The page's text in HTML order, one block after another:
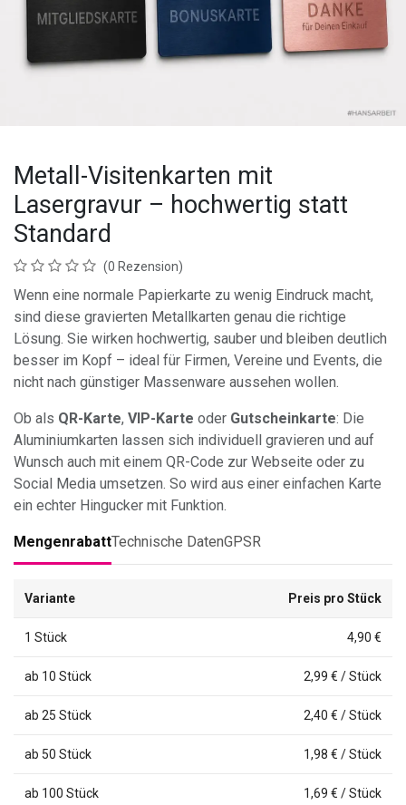
Metall-Visitenkarten mit
Lasergravur – hochwertig statt
Standard
(0 Rezension)
Wenn eine normale Papierkarte zu wenig Eindruck macht,
sind diese gravierten Metallkarten genau die richtige
Lösung. Sie wirken hochwertig, sauber und bleiben deutlich
besser im Kopf – ideal für Firmen, Vereine und Events, die
nicht nach günstiger Massenware aussehen wollen.
Ob als QR-Karte, VIP-Karte oder Gutscheinkarte: Die
Aluminiumkarten lassen sich individuell gravieren und auf
Wunsch auch mit einem QR-Code zur Webseite oder zu
Social Media umsetzen. So wird aus einer einfachen Karte
ein echter Hingucker mit Funktion.
MengenrabattTechnische DatenGPSR
Variante Preis pro Stück
1 Stück 4,90 €
ab 10 Stück 2,99 € / Stück
ab 25 Stück 2,40 € / Stück
ab 50 Stück 1,98 € / Stück
ab 100 Stück 1,69 € / Stück